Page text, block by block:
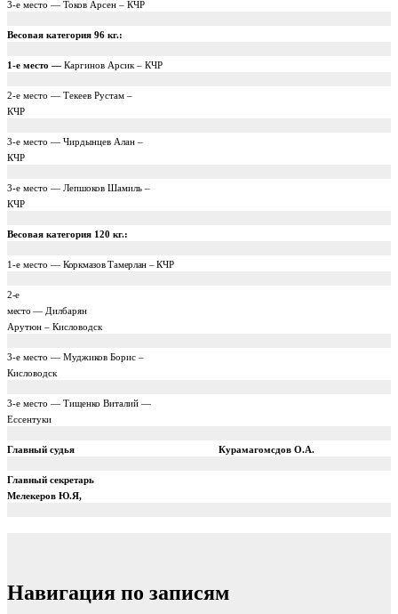
3-е место — Токов Арсен – КЧР
Весовая категория 96 кг.:
1-е место — Каргинов Арсик – КЧР
2-е место — Текеев Рустам –
КЧР
3-е место — Чирдынцев Алан –
КЧР
3-е место — Лепшоков Шамиль –
КЧР
Весовая категория 120 кг.:
1-е место — Коркмазов Тамерлан – КЧР
2-е
место — Дилбарян
Арутюн – Кисловодск
3-е место — Муджиков Борис –
Кисловодск
3-е место — Тищенко Виталий —
Ессентуки
Главный судья Курамагомсдов О.А.
Главный секретарь
Мелекеров Ю.Я,
Навигация по записям